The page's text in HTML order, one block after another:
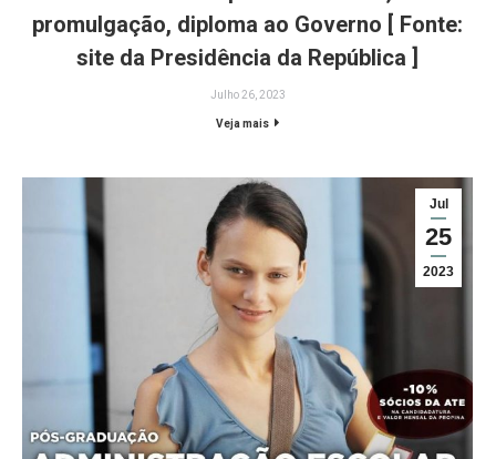
promulgação, diploma ao Governo [ Fonte:
site da Presidência da República ]
Julho 26, 2023
Veja mais
Jul
25
2023